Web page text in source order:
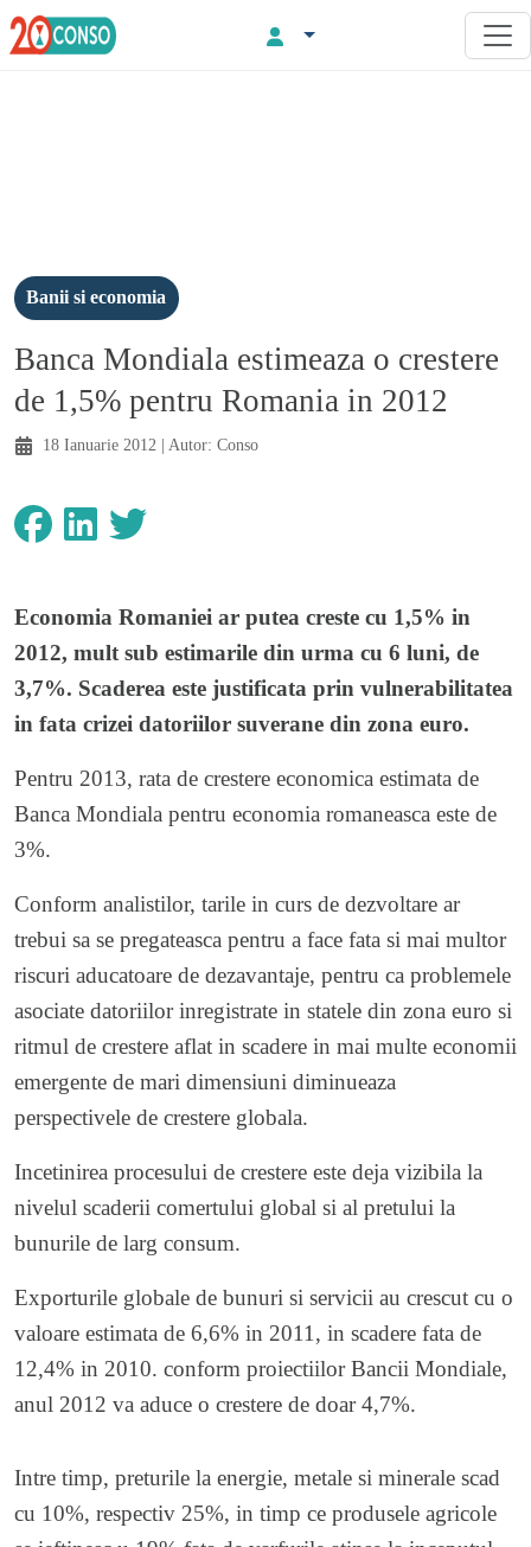
Banii si economia
Banca Mondiala estimeaza o crestere
de 1,5% pentru Romania in 2012
18 Ianuarie 2012 | Autor: Conso
Economia Romaniei ar putea creste cu 1,5% in
2012, mult sub estimarile din urma cu 6 luni, de
3,7%. Scaderea este justificata prin vulnerabilitatea
in fata crizei datoriilor suverane din zona euro.
Pentru 2013, rata de crestere economica estimata de
Banca Mondiala pentru economia romaneasca este de
3%.
Conform analistilor, tarile in curs de dezvoltare ar
trebui sa se pregateasca pentru a face fata si mai multor
riscuri aducatoare de dezavantaje, pentru ca problemele
asociate datoriilor inregistrate in statele din zona euro si
ritmul de crestere aflat in scadere in mai multe economii
emergente de mari dimensiuni diminueaza
perspectivele de crestere globala.
Incetinirea procesului de crestere este deja vizibila la
nivelul scaderii comertului global si al pretului la
bunurile de larg consum.
Exporturile globale de bunuri si servicii au crescut cu o
valoare estimata de 6,6% in 2011, in scadere fata de
12,4% in 2010. conform proiectiilor Bancii Mondiale,
anul 2012 va aduce o crestere de doar 4,7%.
Intre timp, preturile la energie, metale si minerale scad
cu 10%, respectiv 25%, in timp ce produsele agricole